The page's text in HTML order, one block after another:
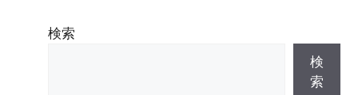
検索
検
索